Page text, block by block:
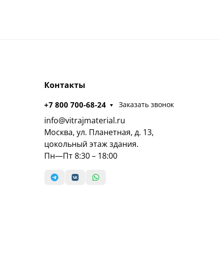
Контакты
+7 800 700-68-24 Заказать звонок
info@vitrajmaterial.ru
Москва, ул. Планетная, д. 13,
цокольный этаж здания.
Пн—Пт 8:30 – 18:00